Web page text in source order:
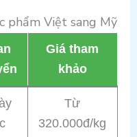
phẩm Việt sang Mỹ
Giá tham
khảo
Từ
320.000đ/kg